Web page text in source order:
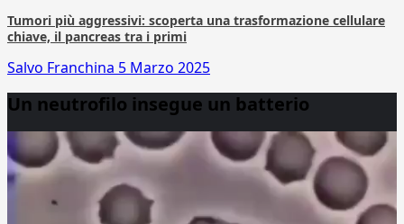
Tumori più aggressivi: scoperta una trasformazione cellulare
chiave, il pancreas tra i primi
Salvo Franchina 5 Marzo 2025
Un neutrofilo insegue un batterio
Player